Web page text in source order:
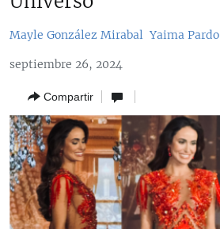
navegación
principal
la
búsqueda
SOBRE CUBA
DEPORTES
ARTE Y ENTRETENIMIENTO
OPINIÓN GRÁFICA
AUDIOVISUALES MARTÍ
RADIO MARTÍ
Mayle González Mirabal Yaima Pardo
septiembre 26, 2024
Compartir